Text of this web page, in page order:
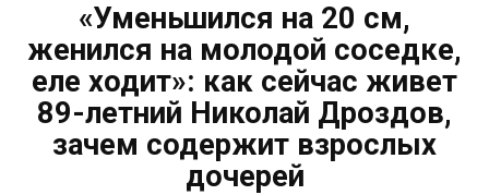
«Уменьшился на 20 см,
женился на молодой соседке,
еле ходит»: как сейчас живет
89-летний Николай Дроздов,
зачем содержит взрослых
дочерей